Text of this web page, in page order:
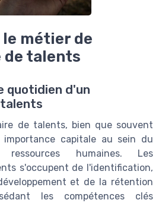
métier de
de talents
quotidien d'un
de talents, bien que souvent
capitale au sein du
ressources humaines. Les
s'occupent de l'identification,
et de la rétention
les compétences clés